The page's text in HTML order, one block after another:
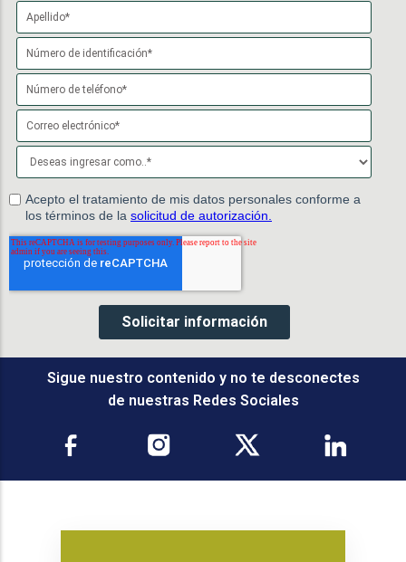
Sigue nuestro contenido y no te desconectes
de nuestras Redes Sociales